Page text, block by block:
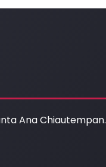
Ana Chiautempan.